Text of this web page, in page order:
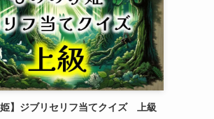
姫】ジブリセリフ当てクイズ 上級